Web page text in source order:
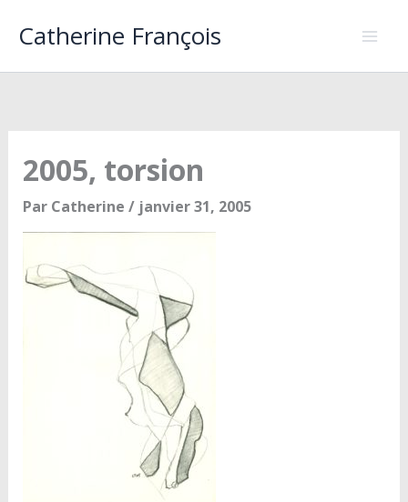
Catherine François
2005, torsion
Par Catherine / janvier 31, 2005